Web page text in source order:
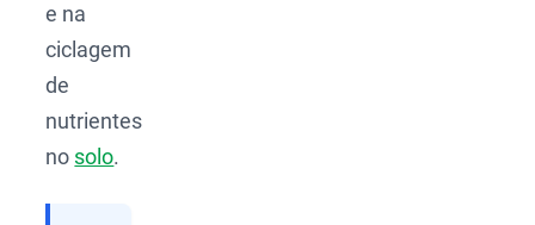
e na
ciclagem
de
nutrientes
no solo.